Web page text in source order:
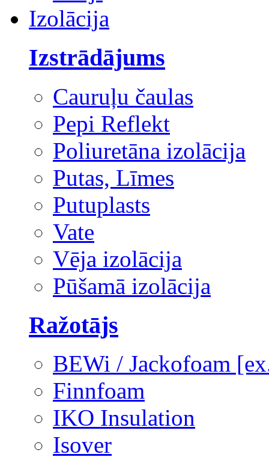
Izolācija
Izstrādājums
Cauruļu čaulas
Pepi Reflekt
Poliuretāna izolācija
Putas, Līmes
Putuplasts
Vate
Vēja izolācija
Pūšamā izolācija
Ražotājs
BEWi / Jackofoam
Finnfoam
IKO Insulation
Isover